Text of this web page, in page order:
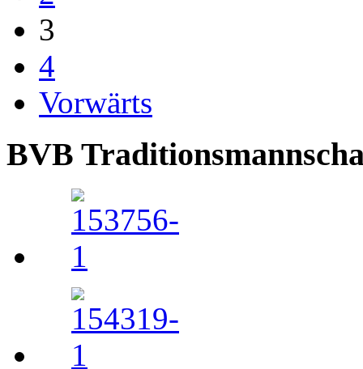
3
4
Vorwärts
BVB